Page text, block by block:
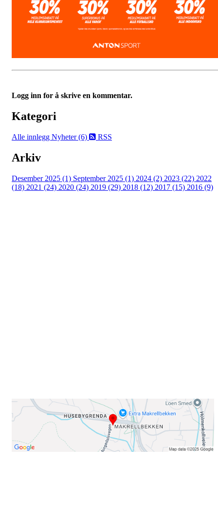
Logg inn for å skrive en kommentar.
Kategori
Alle innlegg Nyheter (6) RSS
Arkiv
Desember 2025 (1) September 2025 (1) 2024 (2) 2023 (22) 2022
(18) 2021 (24) 2020 (24) 2019 (29) 2018 (12) 2017 (15) 2016 (9)